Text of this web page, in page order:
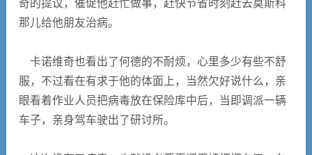
奇的提议，催促他赶忙做事，赶快节省时刻赶去莫斯科
那儿给他朋友治病。
卡诺维奇也看出了何德的不耐烦，心里多少有些不舒
服，不过看在有求于他的体面上，当然欠好说什么，亲
眼看着作业人员把病毒放在保险库中后，当即调派一辆
车子，亲身驾车驶出了研讨所。